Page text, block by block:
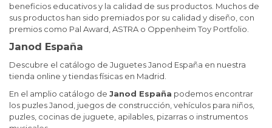
beneficios educativos y la calidad de sus productos. Muchos de
sus productos han sido premiados por su calidad y diseño, con
premios como Pal Award, ASTRA o Oppenheim Toy Portfolio.
Janod España
Descubre el catálogo de Juguetes Janod España en nuestra
tienda online y tiendas físicas en Madrid.
En el amplio catálogo de Janod España podemos encontrar
los puzles Janod, juegos de construcción, vehículos para niños,
puzles, cocinas de juguete, apilables, pizarras o instrumentos